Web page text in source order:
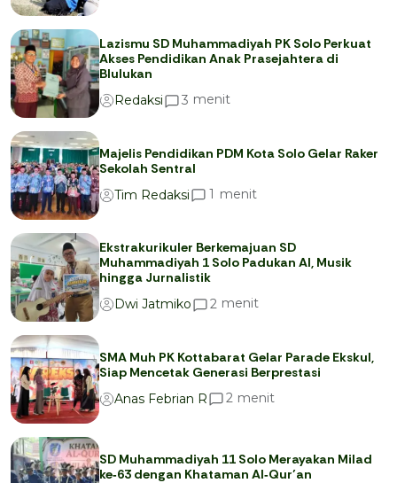
Lazismu SD Muhammadiyah PK Solo Perkuat
Akses Pendidikan Anak Prasejahtera di
Blulukan
Redaksi
3 menit
Majelis Pendidikan PDM Kota Solo Gelar Raker
Sekolah Sentral
Tim Redaksi
1 menit
Ekstrakurikuler Berkemajuan SD
Muhammadiyah 1 Solo Padukan AI, Musik
hingga Jurnalistik
Dwi Jatmiko
2 menit
SMA Muh PK Kottabarat Gelar Parade Ekskul,
Siap Mencetak Generasi Berprestasi
Anas Febrian R
2 menit
SD Muhammadiyah 11 Solo Merayakan Milad
ke‑63 dengan Khataman Al‑Qur’an